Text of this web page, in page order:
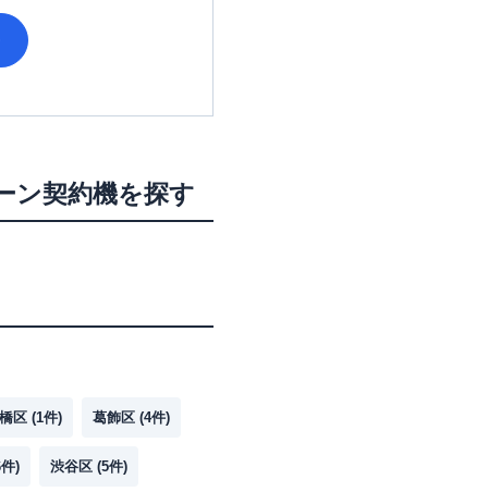
ン契約機を探す
区 (1件) 葛飾区 (4件)
件) 渋谷区 (5件)